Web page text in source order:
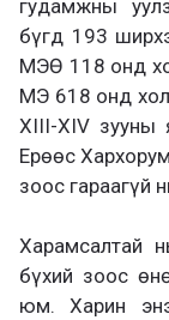
гудамжны
бүгд 193
МЭӨ 118 онд
МЭ 618 онд
XIII-XIV зууны
Ерөөс
зоос гараагүй
Харамсалтай
бүхий зоос
юм. Харин